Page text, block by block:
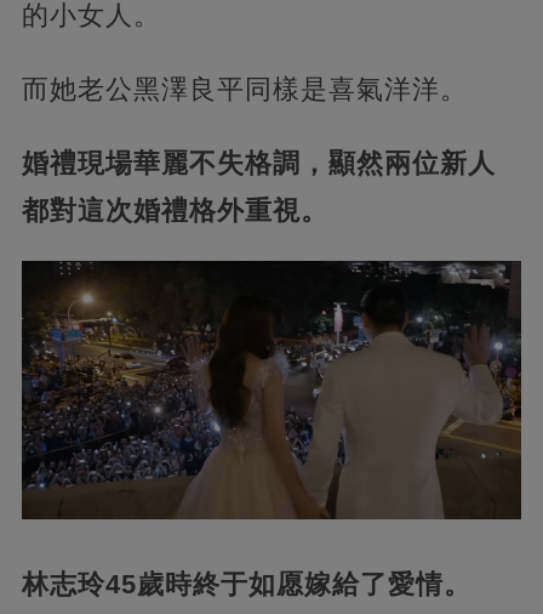
的小女人。
而她老公黑澤良平同樣是喜氣洋洋。
婚禮現場華麗不失格調，顯然兩位新人
都對這次婚禮格外重視。
林志玲45歲時終于如愿嫁給了愛情。